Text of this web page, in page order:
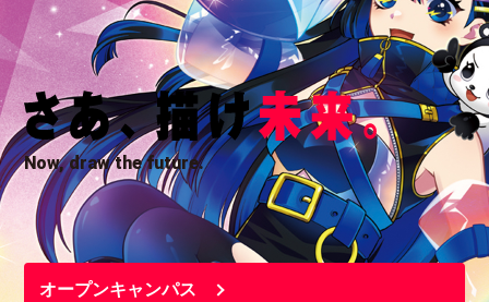
Now, draw the future.
オープンキャンパス